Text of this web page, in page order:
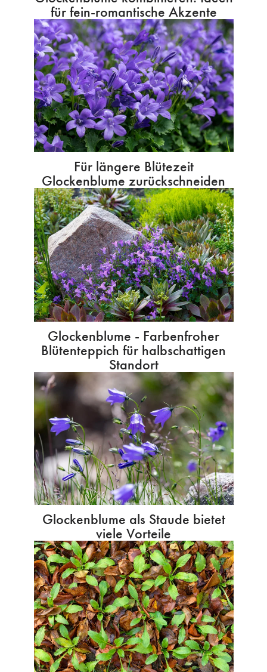
für fein-romantische Akzente
Für längere Blütezeit
Glockenblume zurückschneiden
Glockenblume - Farbenfroher
Blütenteppich für halbschattigen
Standort
Glockenblume als Staude bietet
viele Vorteile